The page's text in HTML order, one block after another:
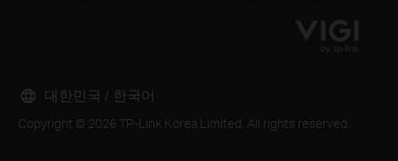
Copyright © 2026 TP-Link Korea Limited. All rights reserved.
대한민국 / 한국어